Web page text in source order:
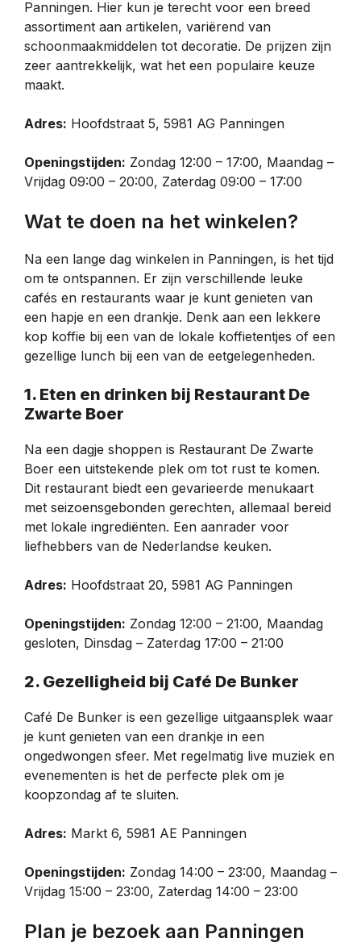
Panningen. Hier kun je terecht voor een breed
assortiment aan artikelen, variërend van
schoonmaakmiddelen tot decoratie. De prijzen zijn
zeer aantrekkelijk, wat het een populaire keuze
maakt.
Adres: Hoofdstraat 5, 5981 AG Panningen
Openingstijden: Zondag 12:00 – 17:00, Maandag –
Vrijdag 09:00 – 20:00, Zaterdag 09:00 – 17:00
Wat te doen na het winkelen?
Na een lange dag winkelen in Panningen, is het tijd
om te ontspannen. Er zijn verschillende leuke
cafés en restaurants waar je kunt genieten van
een hapje en een drankje. Denk aan een lekkere
kop koffie bij een van de lokale koffietentjes of een
gezellige lunch bij een van de eetgelegenheden.
1. Eten en drinken bij Restaurant De
Zwarte Boer
Na een dagje shoppen is Restaurant De Zwarte
Boer een uitstekende plek om tot rust te komen.
Dit restaurant biedt een gevarieerde menukaart
met seizoensgebonden gerechten, allemaal bereid
met lokale ingrediënten. Een aanrader voor
liefhebbers van de Nederlandse keuken.
Adres: Hoofdstraat 20, 5981 AG Panningen
Openingstijden: Zondag 12:00 – 21:00, Maandag
gesloten, Dinsdag – Zaterdag 17:00 – 21:00
2. Gezelligheid bij Café De Bunker
Café De Bunker is een gezellige uitgaansplek waar
je kunt genieten van een drankje in een
ongedwongen sfeer. Met regelmatig live muziek en
evenementen is het de perfecte plek om je
koopzondag af te sluiten.
Adres: Markt 6, 5981 AE Panningen
Openingstijden: Zondag 14:00 – 23:00, Maandag –
Vrijdag 15:00 – 23:00, Zaterdag 14:00 – 23:00
Plan je bezoek aan Panningen